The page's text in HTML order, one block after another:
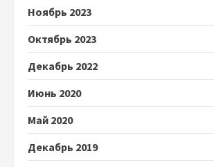
Ноябрь 2023
Октябрь 2023
Декабрь 2022
Июнь 2020
Май 2020
Декабрь 2019